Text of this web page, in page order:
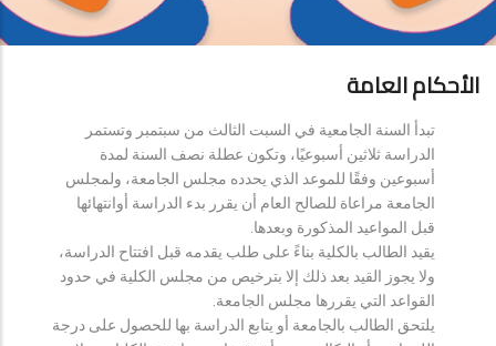
الأحكام العامة
تبدأ السنة الجامعية في السبت الثالث من سبتمبر وتستمر
الدراسة ثلاثين أسبوعيًا، وتكون عطلة نصف السنة لمدة
أسبوعين وفقًا للموعد الذي يحدده مجلس الجامعة، ولمجلس
الجامعة مراعاة للصالح العام أن يقرر بدء الدراسة أوانتهائها
قبل المواعيد المذكورة وبعدها.
يقيد الطالب بالكلية بناءً على طلب يقدمه قبل افتتاح الدراسة،
ولا يجوز القيد بعد ذلك إلا بترخيص من مجلس الكلية في حدود
القواعد التي يقررها مجلس الجامعة.
يلتحق الطالب بالجامعة أو يتابع الدراسة بها للحصول على درجة